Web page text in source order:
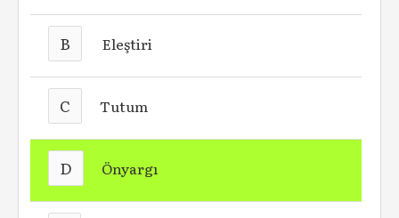
B Eleştiri
C Tutum
D Önyargı